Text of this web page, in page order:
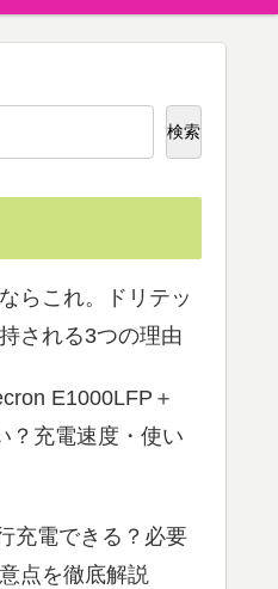
検索
らこれ。ドリテッ
される3つの理由
E1000LFP＋
？充電速度・使い
充電できる？必要
点を徹底解説